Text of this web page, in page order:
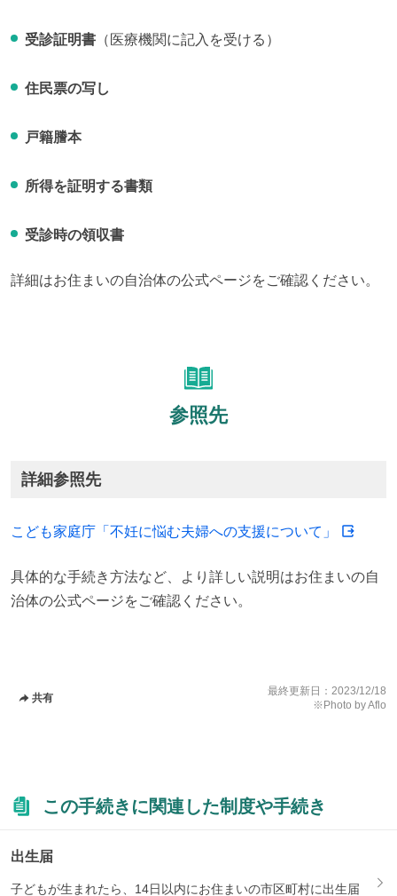
受診証明書 （医療機関に記入を受ける）
住民票の写し
戸籍謄本
所得を証明する書類
受診時の領収書
詳細はお住まいの自治体の公式ページをご確認ください。
参照先
詳細参照先
こども家庭庁「不妊に悩む夫婦への支援について」
具体的な手続き方法など、より詳しい説明はお住まいの自
治体の公式ページをご確認ください。
共有
最終更新日： 2023/12/18
※Photo by Aflo
この手続きに関連した制度や手続き
出生届
子どもが生まれたら、14日以内にお住まいの市区町村に出生届